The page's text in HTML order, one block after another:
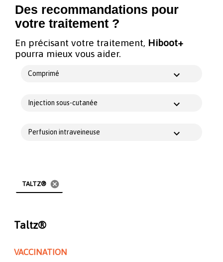
Des recommandations pour
votre traitement ?
En précisant votre traitement, Hiboot+
pourra mieux vous aider.
Comprimé
Injection sous-cutanée
Perfusion intraveineuse
TALTZ® cancel
Taltz®
VACCINATION